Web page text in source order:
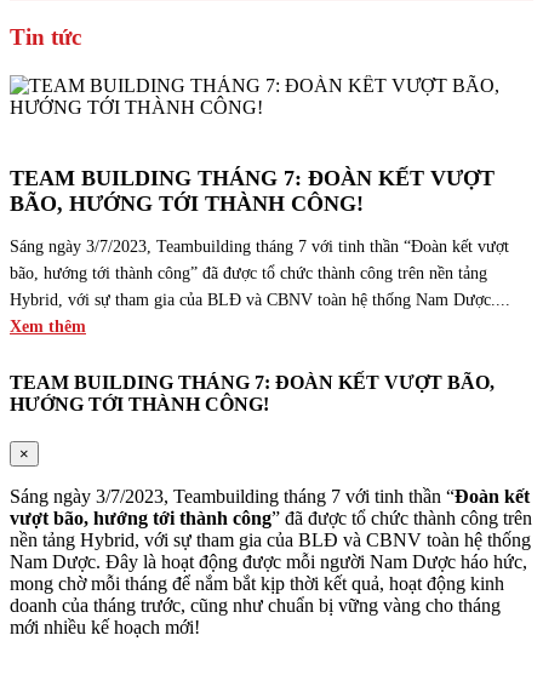
Tin tức
TEAM BUILDING THÁNG 7: ĐOÀN KẾT VƯỢT
BÃO, HƯỚNG TỚI THÀNH CÔNG!
Sáng ngày 3/7/2023, Teambuilding tháng 7 với tinh thần “Đoàn kết vượt
bão, hướng tới thành công” đã được tổ chức thành công trên nền tảng
Hybrid, với sự tham gia của BLĐ và CBNV toàn hệ thống Nam Dược....
Xem thêm
TEAM BUILDING THÁNG 7: ĐOÀN KẾT VƯỢT BÃO,
HƯỚNG TỚI THÀNH CÔNG!
×
Sáng ngày 3/7/2023, Teambuilding tháng 7 với tinh thần “Đoàn kết
vượt bão, hướng tới thành công” đã được tổ chức thành công trên
nền tảng Hybrid, với sự tham gia của BLĐ và CBNV toàn hệ thống
Nam Dược. Đây là hoạt động được mỗi người Nam Dược háo hức,
mong chờ mỗi tháng để nắm bắt kịp thời kết quả, hoạt động kinh
doanh của tháng trước, cũng như chuẩn bị vững vàng cho tháng
mới nhiều kế hoạch mới!